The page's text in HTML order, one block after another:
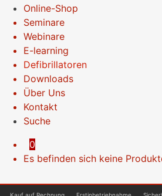
Online-Shop
Seminare
Webinare
E-learning
Defibrillatoren
Downloads
Über Uns
Kontakt
Suche
0
Es befinden sich keine
Kauf auf Rechnung Erstinbetriebnahme